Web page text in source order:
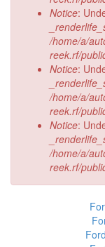
Notice:
/home/a/
reek.rf/
Notice:
/home/a/
reek.rf/
Notice:
/home/a/
reek.rf/